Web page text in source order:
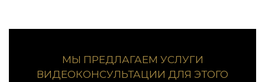
МЫ ПРЕДЛАГАЕМ УСЛУГИ
ВИДЕОКОНСУЛЬТАЦИИ ДЛЯ ЭТОГО